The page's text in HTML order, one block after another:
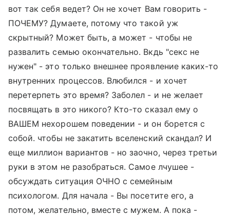
вот так себя ведет? Он не хочет Вам говорить -
ПОЧЕМУ? Думаете, потому что такой уж
скрытный? Может быть, а может - чтобы не
развалить семью окончательно. Вкдь "секс не
нужен" - это только внешнее проявление каких-то
внутренних процессов. Влюбился - и хочет
перетерпеть это время? Заболел - и не желает
посвящать в это никого? Кто-то сказал ему о
ВАШЕМ нехорошем поведении - и он борется с
собой. чтобы не закатить вселенский скандал? И
еще миллион вариантов - но заочно, через третьи
руки в этом не разобраться. Самое лчушее -
обсуждать ситуация ОЧНО с семейным
психологом. Для начала - Вы посетите его, а
потом, желательно, вместе с мужем. А пока -